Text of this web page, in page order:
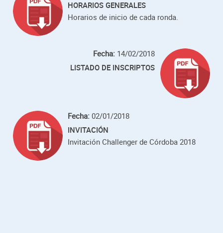
HORARIOS GENERALES
Horarios de inicio de cada ronda.
Fecha: 14/02/2018
LISTADO DE INSCRIPTOS
Fecha:02/01/2018
INVITACIÓN
Invitación Challenger de Córdoba 2018